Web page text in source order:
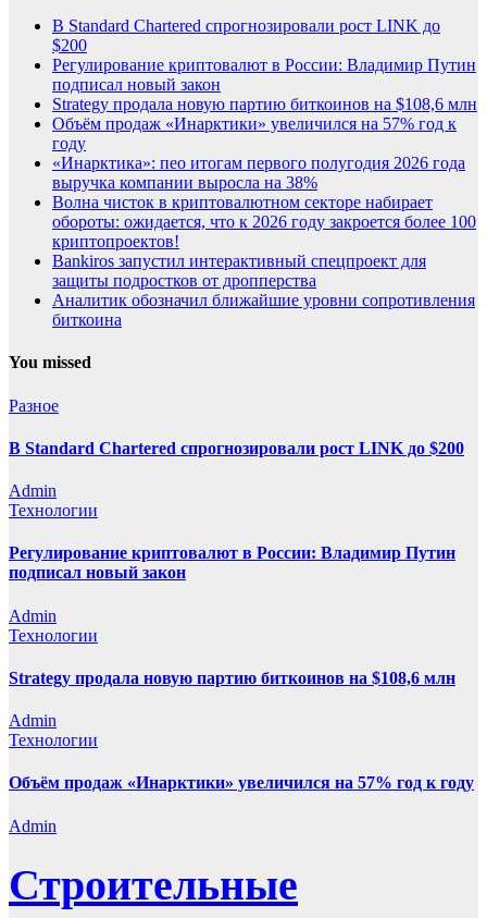
В Standard Chartered спрогнозировали рост LINK до
$200
Регулирование криптовалют в России: Владимир Путин
подписал новый закон
Strategy продала новую партию биткоинов на $108,6 млн
Объём продаж «Инарктики» увеличился на 57% год к
году
«Инарктика»: пео итогам первого полугодия 2026 года
выручка компании выросла на 38%
Волна чисток в криптовалютном секторе набирает
обороты: ожидается, что к 2026 году закроется более 100
криптопроектов!
Bankiros запустил интерактивный спецпроект для
защиты подростков от дропперства
Аналитик обозначил ближайшие уровни сопротивления
биткоина
You missed
Разное
В Standard Chartered спрогнозировали рост LINK до $200
Admin
Технологии
Регулирование криптовалют в России: Владимир Путин
подписал новый закон
Admin
Технологии
Strategy продала новую партию биткоинов на $108,6 млн
Admin
Технологии
Объём продаж «Инарктики» увеличился на 57% год к году
Admin
Строительные